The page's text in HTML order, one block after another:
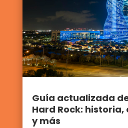
Guía actualizada
Hard Rock:
y más